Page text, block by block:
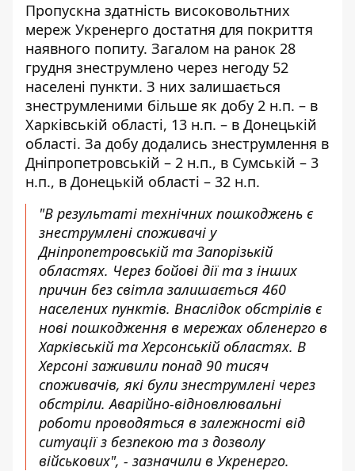
Пропускна здатність високовольтних
мереж Укренерго достатня для покриття
наявного попиту. Загалом на ранок 28
грудня знеструмлено через негоду 52
населені пункти. З них залишається
знеструмленими більше як добу 2 н.п. – в
Харківській області, 13 н.п. – в Донецькій
області. За добу додались знеструмлення в
Дніпропетровській – 2 н.п., в Сумській – 3
н.п., в Донецькій області – 32 н.п.
"В результаті технічних пошкоджень є
знеструмлені споживачі у
Дніпропетровській та Запорізькій
областях. Через бойові дії та з інших
причин без світла залишається 460
населених пунктів. Внаслідок обстрілів є
нові пошкодження в мережах обленерго в
Харківській та Херсонській областях. В
Херсоні заживили понад 90 тисяч
споживачів, які були знеструмлені через
обстріли. Аварійно-відновлювальні
роботи проводяться в залежності від
ситуації з безпекою та з дозволу
військових", - зазначили в Укренерго.